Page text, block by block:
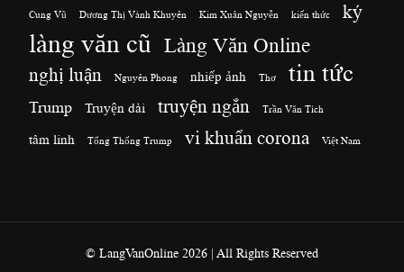
Cung Vũ Dương Thị Vành Khuyên Kim Xuân Nguyễn kiến thức ký
làng văn cũ Làng Văn Online
nghị luận Nguyên Phong nhiếp ảnh Thơ tin tức
Trump Truyện dài truyện ngắn Trần Văn Tích
tâm linh Tổng Thống Trump vi khuẩn corona Việt Nam
© LangVanOnline 2026 | All Rights Reserved